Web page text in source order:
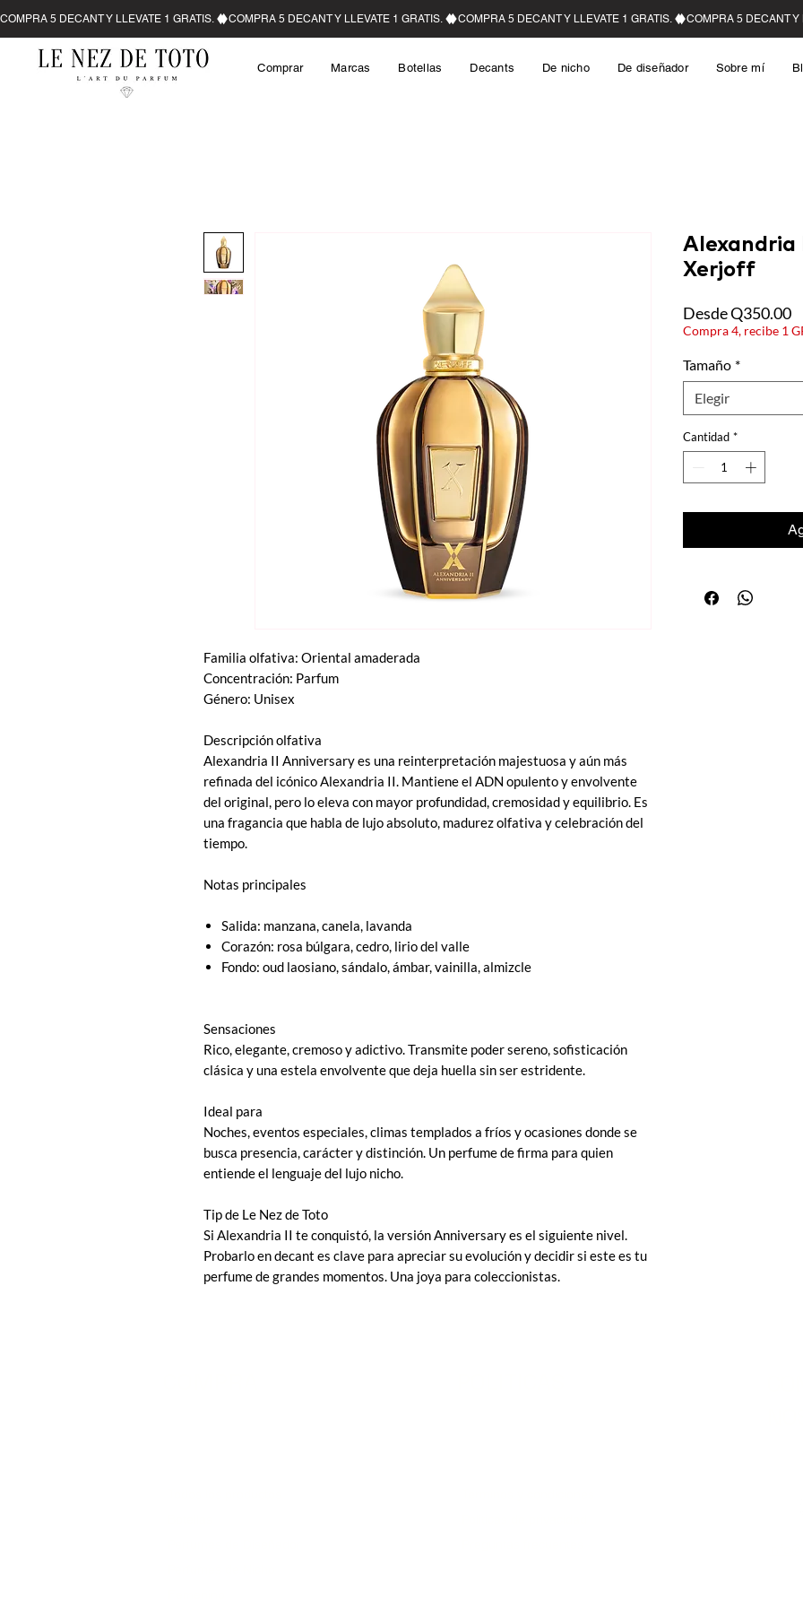
Comprar Marcas Botellas Decants De nicho De diseñador Sobre mí
Familia olfativa: Oriental amaderada
Concentración: Parfum
Género: Unisex
Descripción olfativa
Alexandria II Anniversary es una reinterpretación majestuosa y aún más
refinada del icónico Alexandria II. Mantiene el ADN opulento y envolvente
del original, pero lo eleva con mayor profundidad, cremosidad y equilibrio. Es
una fragancia que habla de lujo absoluto, madurez olfativa y celebración del
tiempo.
Notas principales
Salida: manzana, canela, lavanda
Corazón: rosa búlgara, cedro, lirio del valle
Fondo: oud laosiano, sándalo, ámbar, vainilla, almizcle
Sensaciones
Rico, elegante, cremoso y adictivo. Transmite poder sereno, sofisticación
clásica y una estela envolvente que deja huella sin ser estridente.
Ideal para
Noches, eventos especiales, climas templados a fríos y ocasiones donde se
busca presencia, carácter y distinción. Un perfume de firma para quien
entiende el lenguaje del lujo nicho.
Tip de Le Nez de Toto
Si Alexandria II te conquistó, la versión Anniversary es el siguiente nivel.
Probarlo en decant es clave para apreciar su evolución y decidir si este es tu
perfume de grandes momentos. Una joya para coleccionistas.
Alexandria
Xerjoff
DesdeQ350.00
Compra 4, recibe 1
Tamaño *
Elegir
Cantidad *